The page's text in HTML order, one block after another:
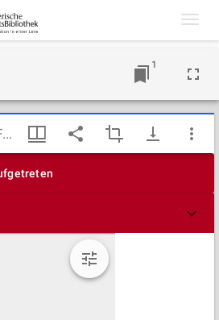
1
TypeError: Failed to fetch